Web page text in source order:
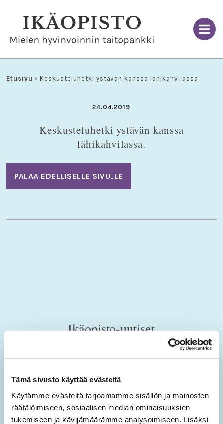
Tämä sivusto käyttää evästeitä
Käytämme evästeitä tarjoamamme sisällön ja mainosten
räätälöimiseen, sosiaalisen median ominaisuuksien
tukemiseen ja kävijämäärämme analysoimiseen. Lisäksi
Etusivu › Keskusteluhetki ystävän kanssa lähikahvilassa.
24.04.2019
Keskusteluhetki ystävän kanssa
lähikahvilassa.
PALAA EDELLISELLE SIVULLE
Ikäopisto-uutiset
hyvinvoinnin teemoista.
Tilaa Ikäopisto -uutiset